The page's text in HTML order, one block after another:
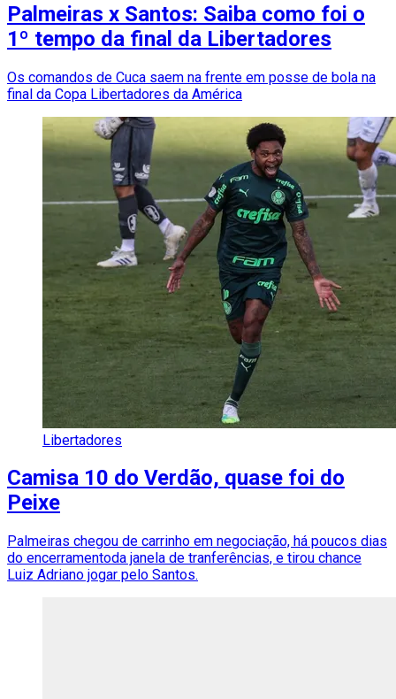
Palmeiras x Santos: Saiba como foi o
1º tempo da final da Libertadores
Os comandos de Cuca saem na frente em posse de bola na
final da Copa Libertadores da América
Libertadores
Camisa 10 do Verdão, quase foi do
Peixe
Palmeiras chegou de carrinho em negociação, há poucos dias
do encerramentoda janela de tranferências, e tirou chance
Luiz Adriano jogar pelo Santos.